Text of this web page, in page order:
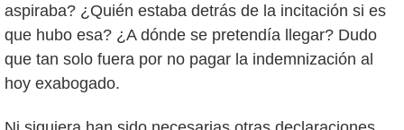
aspiraba? ¿Quién estaba detrás de la incitación si es
que hubo esa? ¿A dónde se pretendía llegar? Dudo
que tan solo fuera por no pagar la indemnización al
hoy exabogado.